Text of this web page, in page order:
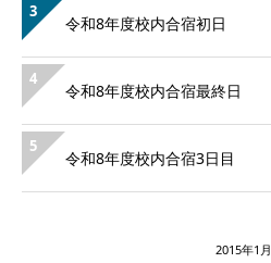
3
令和8年度校内合宿初日
4
令和8年度校内合宿最終日
5
令和8年度校内合宿3日目
2015年1月